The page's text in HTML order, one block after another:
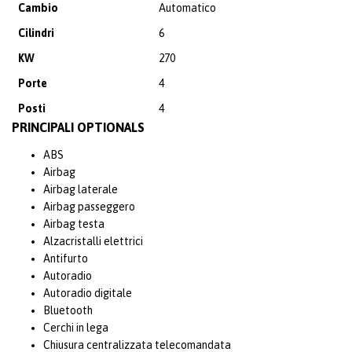
Cambio
Automatico
Cilindri
6
KW
270
Porte
4
Posti
4
PRINCIPALI OPTIONALS
ABS
Airbag
Airbag laterale
Airbag passeggero
Airbag testa
Alzacristalli elettrici
Antifurto
Autoradio
Autoradio digitale
Bluetooth
Cerchi in lega
Chiusura centralizzata telecomandata